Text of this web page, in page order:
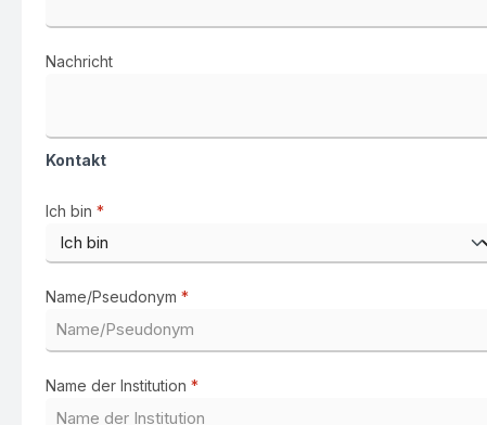
Nachricht
Kontakt
Ich bin *
Name/Pseudonym *
Name der Institution *